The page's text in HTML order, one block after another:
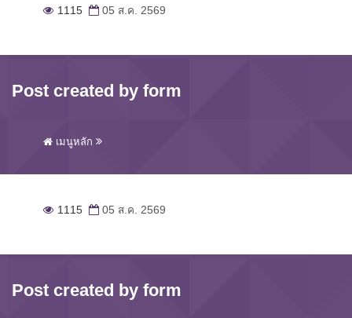
1115 05 ส.ค. 2569
Post created by form
เมนูหลัก
1115 05 ส.ค. 2569
Post created by form